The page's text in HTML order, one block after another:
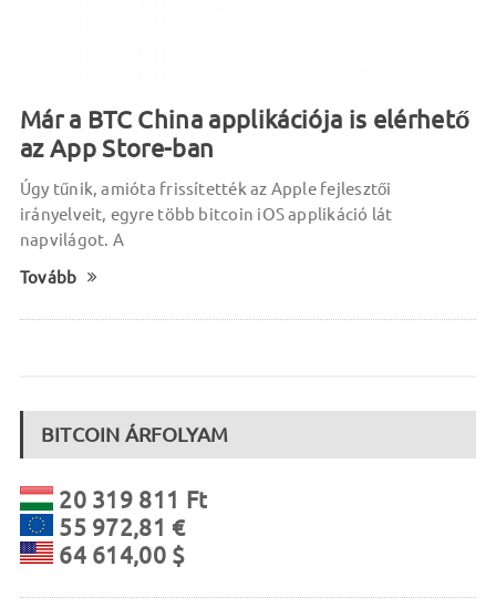
Már a BTC China applikációja is elérhető
az App Store-ban
Úgy tűnik, amióta frissítették az Apple fejlesztői
irányelveit, egyre több bitcoin iOS applikáció lát
napvilágot. A
Tovább
BITCOIN ÁRFOLYAM
20 319 811 Ft
55 972,81 €
64 614,00 $